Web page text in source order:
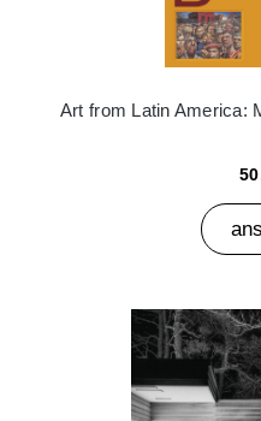
Art from Latin America: